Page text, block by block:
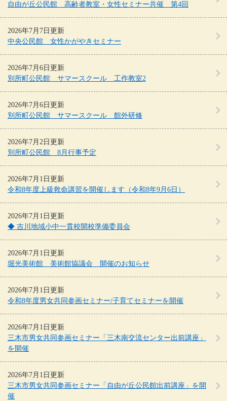
自由が丘公民館 高齢者教室・女性セミナー共催 第4回
2026年7月7日更新
中央公民館 女性かがやきセミナー
2026年7月6日更新
別所町公民館 サマースクール 工作教室2
2026年7月6日更新
別所町公民館 サマースクール 館外研修
2026年7月2日更新
別所町公民館 8月行事予定
2026年7月1日更新
令和8年度上級救命講習を開催します（令和8年9月6日）
2026年7月1日更新
◆ 吉川地域小中一貫校開校準備委員会
2026年7月1日更新
堀光美術館 美術館協議会 開催のお知らせ
2026年7月1日更新
令和8年度男女共同参画セミナー/子育てセミナーを開催
2026年7月1日更新
三木市男女共同参画セミナー「三木南交流センター出前講座」
を開催
2026年7月1日更新
三木市男女共同参画セミナー「自由が丘公民館出前講座」を開
催